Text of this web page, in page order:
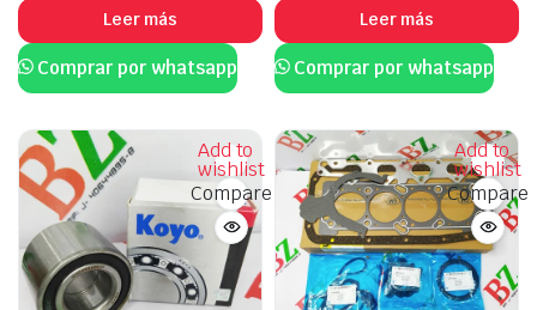
Leer más
Comprar por whatsapp
Leer más
Comprar por whatsapp
Add to
wishlist
Compare
Add to
wishlist
Compare